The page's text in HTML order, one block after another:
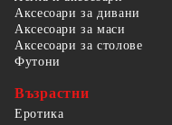
Аксесоари за дивани
Аксесоари за маси
Аксесоари за столове
Футони
Възрастни
Еротика